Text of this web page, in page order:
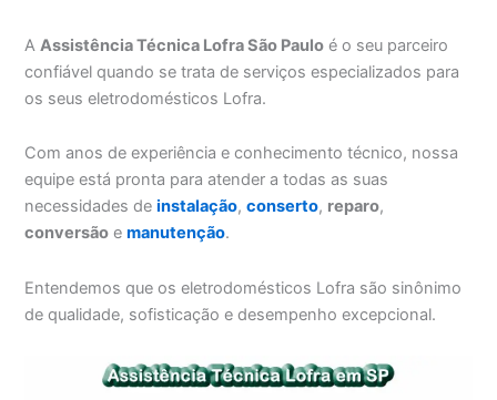
AAssistência Técnica Lofra São Paulo é o seu parceiro
confiável quando se trata de serviços especializados para
os seus eletrodomésticos Lofra.
Com anos de experiência e conhecimento técnico, nossa
equipe está pronta para atender a todas as suas
necessidades deinstalação,conserto, reparo,
conversão emanutenção.
Entendemos que os eletrodomésticos Lofra são sinônimo
de qualidade, sofisticação e desempenho excepcional.